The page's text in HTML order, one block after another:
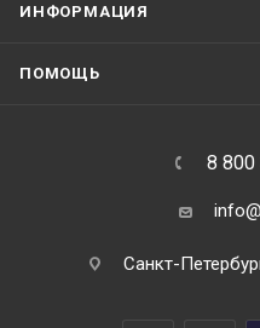
ИНФОРМАЦИЯ
ПОМОЩЬ
8 800
Санкт-